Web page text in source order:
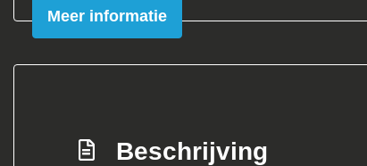
Meer informatie
Beschrijving